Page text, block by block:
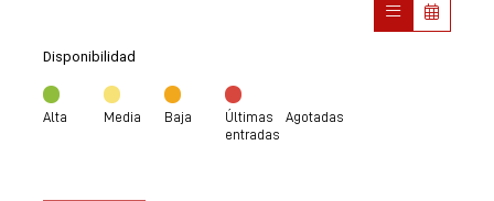
Disponibilidad
Alta Media Baja
Últimas
entradas
Agotadas